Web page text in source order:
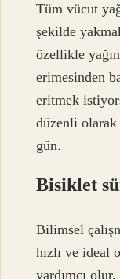
Tüm vücut
şekilde
özellikle
erimesinden
eritmek
düzenli
gün.
Bisiklet
Bilimsel
hızlı ve ideal
yardımcı